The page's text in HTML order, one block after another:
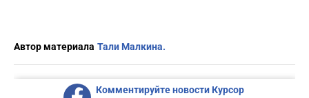
Автор материала Тали Малкина.
Комментируйте новости Курсор